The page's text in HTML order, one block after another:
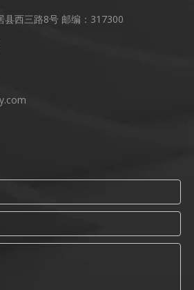
县西三路8号 邮编：317300